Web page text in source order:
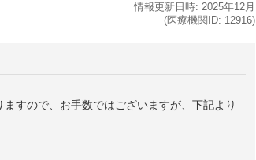
情報更新日時: 2025年12月
(医療機関ID: 12916)
すので、お手数ではございますが、下記より